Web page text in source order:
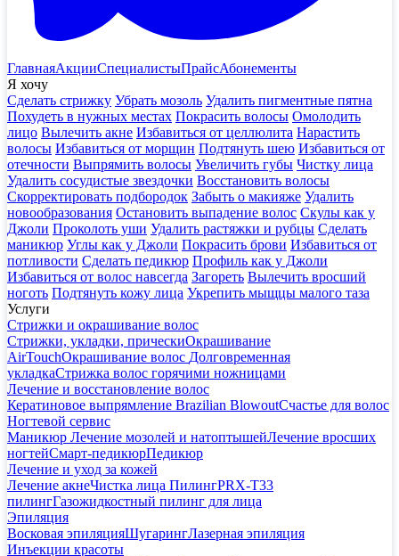
ГлавнаяАкцииСпециалистыПрайсАбонементы
Я хочу
Сделать стрижку Убрать мозоль Удалить пигментные пятна
Похудеть в нужных местах Покрасить волосы Омолодить
лицо Вылечить акне Избавиться от целлюлита Нарастить
волосы Избавиться от морщин Подтянуть шею Избавиться от
отечности Выпрямить волосы Увеличить губы Чистку лица
Удалить сосудистые звездочки Восстановить волосы
Скорректировать подбородок Забыть о макияже Удалить
новообразования Остановить выпадение волос Скулы как у
Джоли Проколоть уши Удалить растяжки и рубцы Сделать
маникюр Углы как у Джоли Покрасить брови Избавиться от
потливости Сделать педикюр Профиль как у Джоли
Избавиться от волос навсегда Загореть Вылечить вросший
ноготь Подтянуть кожу лица Укрепить мыщцы малого таза
Услуги
Стрижки и окрашивание волос
Стрижки, укладки, прическиОкрашивание
AirTouchОкрашивание волос Долговременная
укладкаСтрижка волос горячими ножницами
Лечение и восстановление волос
Кератиновое выпрямление Brazilian BlowoutСчастье для волос
Ногтевой сервис
Маникюр Лечение мозолей и натоптышейЛечение вросших
ногтейСмарт-педикюрПедикюр
Лечение и уход за кожей
Лечение акнеЧистка лица ПилингPRX-T33
пилингГазожидкостный пилинг для лица
Эпиляция
Восковая эпиляцияШугарингЛазерная эпиляция
Инъекции красоты